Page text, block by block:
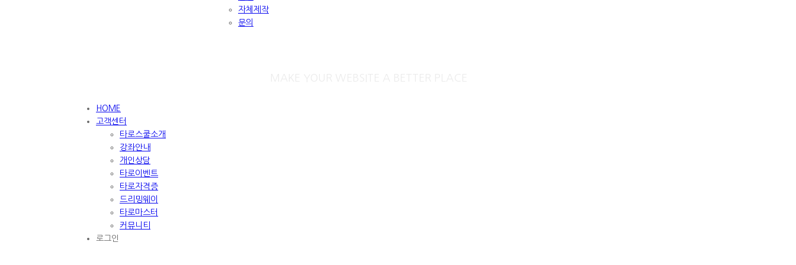
자체제작
문의
HOME
고객센터
타로스쿨소개
강좌안내
개인상담
타로이벤트
타로자격증
드리밍웨이
타로마스터
커뮤니티
로그인